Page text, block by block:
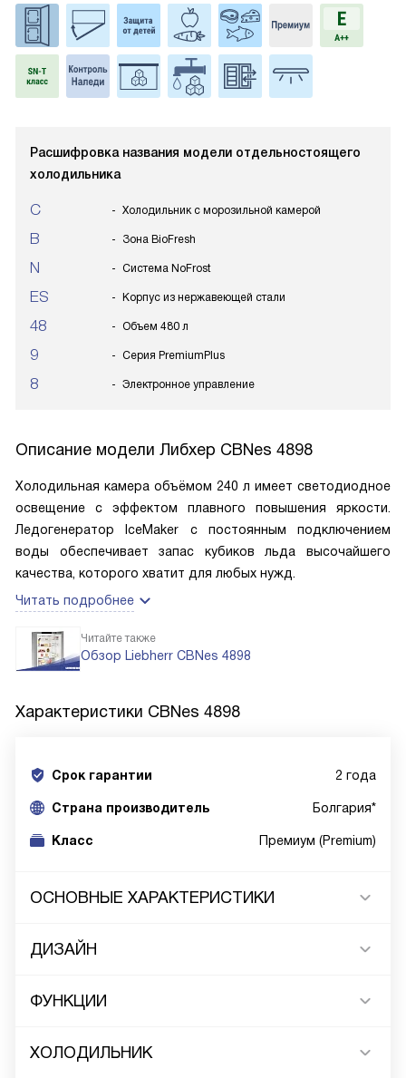
Расшифровка названия модели отдельностоящего
холодильника
C Холодильник с морозильной камерой
B Зона BioFresh
N Система NoFrost
ES Корпус из нержавеющей стали
48 Объем 480 л
9 Серия PremiumPlus
8 Электронное управление
Описание модели Либхер CBNes 4898
Холодильная камера объёмом 240 л имеет светодиодное
освещение с эффектом плавного повышения яркости.
Ледогенератор IceMaker с постоянным подключением
воды обеспечивает запас кубиков льда высочайшего
качества, которого хватит для любых нужд.
Читать подробнее
Читайте также
Обзор Liebherr CBNes 4898
Характеристики CBNes 4898
Срок гарантии 2 года
Cтрана производитель Болгария*
Класс Премиум (Premium)
ОСНОВНЫЕ ХАРАКТЕРИСТИКИ
ДИЗАЙН
ФУНКЦИИ
ХОЛОДИЛЬНИК